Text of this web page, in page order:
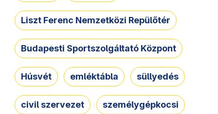
Liszt Ferenc Nemzetközi Repülőtér
Budapesti Sportszolgáltató Központ
Húsvét emléktábla süllyedés
civil szervezet személygépkocsi